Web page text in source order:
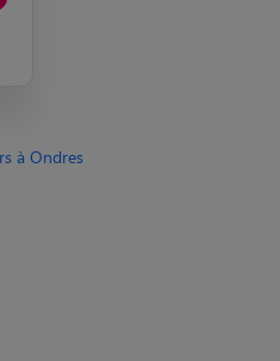
à Ondres